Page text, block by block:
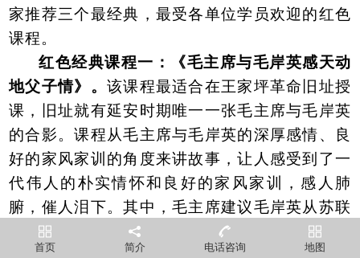
家推荐三个最经典，最受各单位学员欢迎的红色
课程。
红色经典课程一：《毛主席与毛岸英感天动
地父子情》。 该课程最适合在王家坪革命旧址授
课，旧址就有延安时期唯一一张毛主席与毛岸英
的合影。课程从毛主席与毛岸英的深厚感情、良
好的家风家训的角度来讲故事，让人感受到了一
代伟人的朴实情怀和良好的家风家训，感人肺
腑，催人泪下。其中，毛主席建议毛岸英从苏联
回国后再去劳动大学学习深造的做法不仅感人至
首页 简介 电话咨询 地图